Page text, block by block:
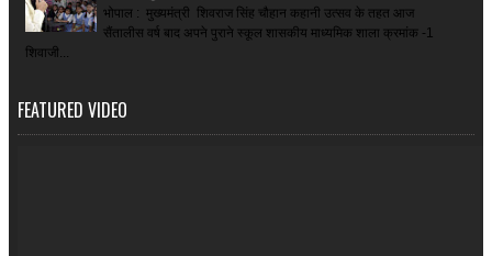
भोपाल : मुख्यमंत्री शिवराज सिंह चौहान कहानी उत्सव के तहत आज
सैंतालीस वर्ष बाद अपने पुराने स्कूल शासकीय माध्यमिक शाला क्रमांक -1
शिवाजी...
FEATURED VIDEO